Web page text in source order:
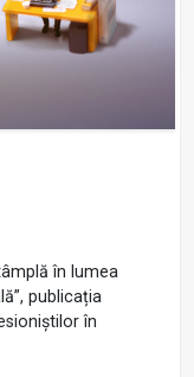
în lumea
publicația
în